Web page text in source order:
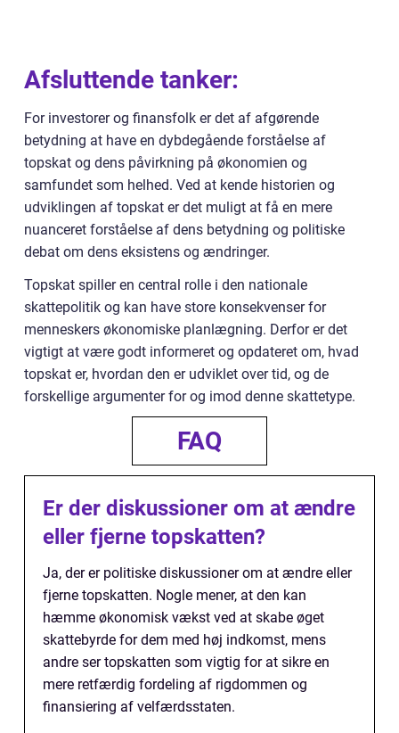
Afsluttende tanker:
For investorer og finansfolk er det af afgørende
betydning at have en dybdegående forståelse af
topskat og dens påvirkning på økonomien og
samfundet som helhed. Ved at kende historien og
udviklingen af topskat er det muligt at få en mere
nuanceret forståelse af dens betydning og politiske
debat om dens eksistens og ændringer.
Topskat spiller en central rolle i den nationale
skattepolitik og kan have store konsekvenser for
menneskers økonomiske planlægning. Derfor er det
vigtigt at være godt informeret og opdateret om, hvad
topskat er, hvordan den er udviklet over tid, og de
forskellige argumenter for og imod denne skattetype.
FAQ
Er der diskussioner om at ændre
eller fjerne topskatten?
Ja, der er politiske diskussioner om at ændre eller
fjerne topskatten. Nogle mener, at den kan
hæmme økonomisk vækst ved at skabe øget
skattebyrde for dem med høj indkomst, mens
andre ser topskatten som vigtig for at sikre en
mere retfærdig fordeling af rigdommen og
finansiering af velfærdsstaten.